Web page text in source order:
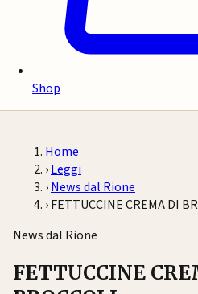
Shop
Home
›Leggi
›News dal Rione
›FETTUCCINE CREMA DI
News dal Rione
FETTUCCINE